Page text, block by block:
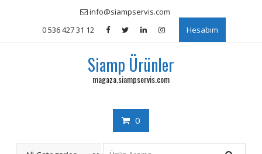
info@siampservis.com
0 536 427 31 12
Hesabım
Siamp Ürünler
magaza.siampservis.com
0